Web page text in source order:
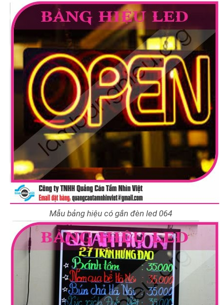
Mẫu bảng hiệu có gắn đèn led 064